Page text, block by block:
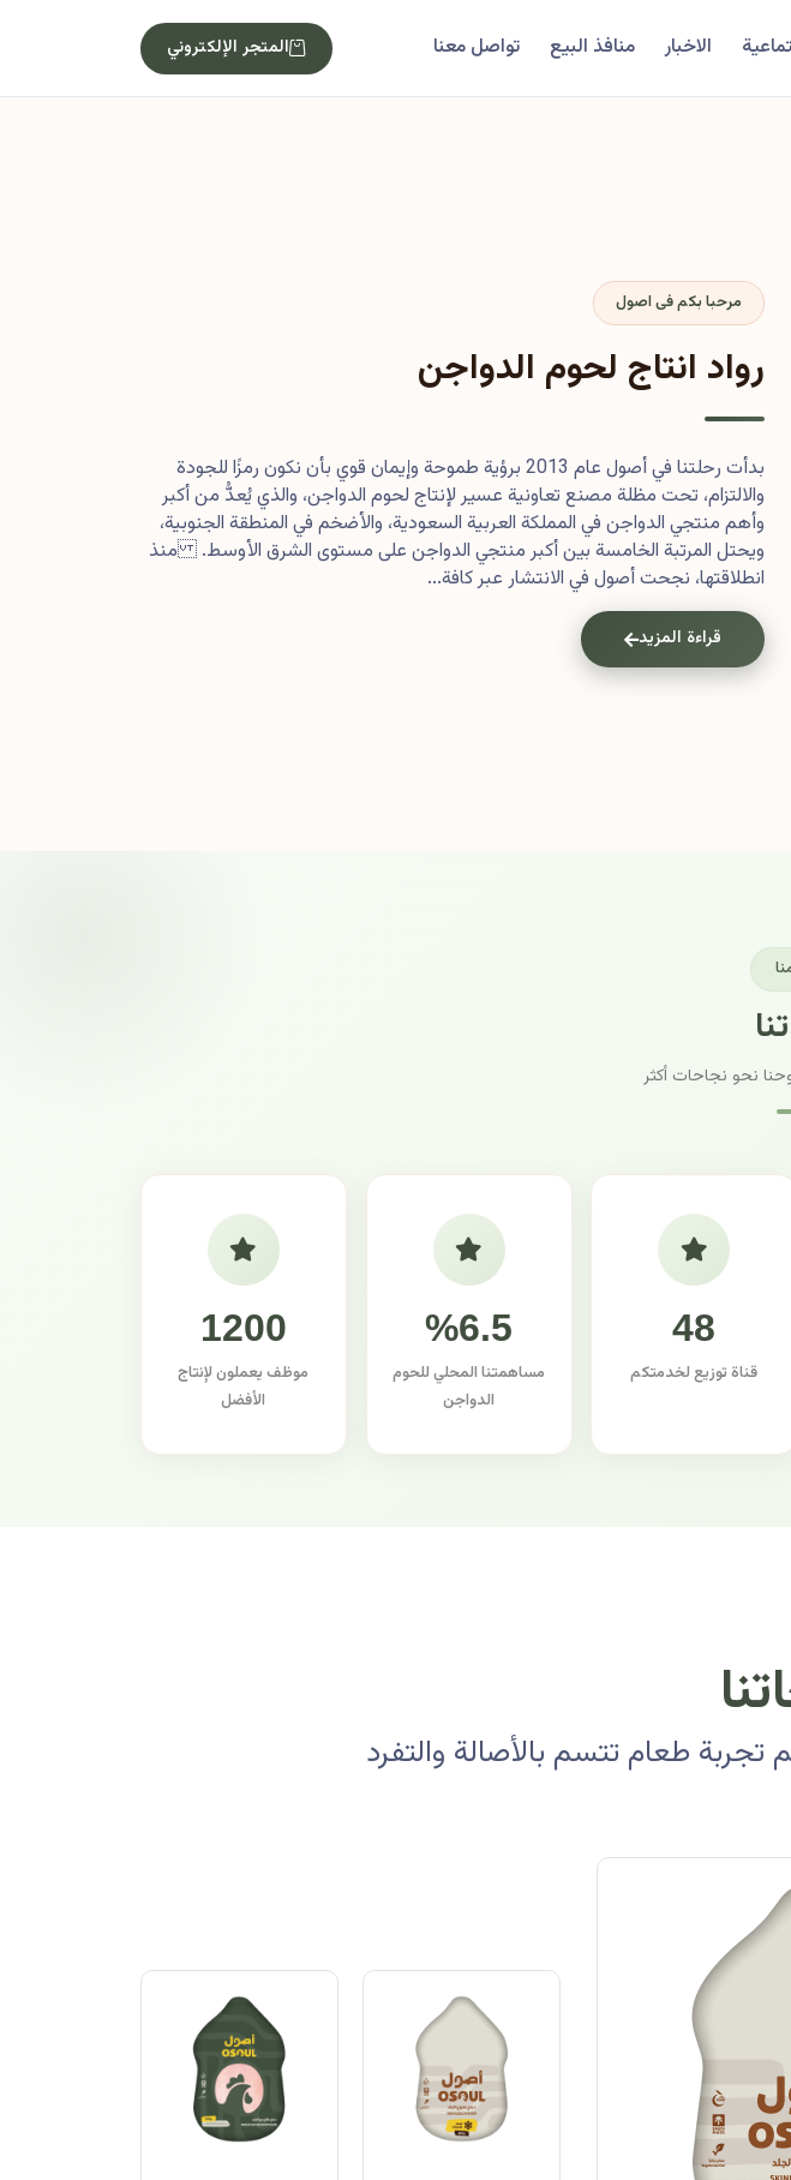
الاخبار منافذ البيع تواصل معنا المتجر الإلكتروني
مرحبا بكم فى اصول
رواد انتاج لحوم الدواجن
بدأت رحلتنا في أصول عام 2013 برؤية طموحة وإيمان قوي بأن نكون رمزًا للجودة
والالتزام، تحت مظلة مصنع تعاونية عسير لإنتاج لحوم الدواجن، والذي يُعدُّ من أكبر
وأهم منتجي الدواجن في المملكة العربية السعودية، والأضخم في المنطقة الجنوبية،
ويحتل المرتبة الخامسة بين أكبر منتجي الدواجن على مستوى الشرق الأوسط. منذ
انطلاقتها، نجحت أصول في الانتشار عبر كافة...
قراءة المزيد
نحو نجاحات أكثر
48
قناة توزيع لخدمتكم
%6.5
مساهمتنا المحلي للحوم
الدواجن
1200
موظف يعملون لإنتاج
الأفضل
طعام تتسم بالأصالة والتفرد